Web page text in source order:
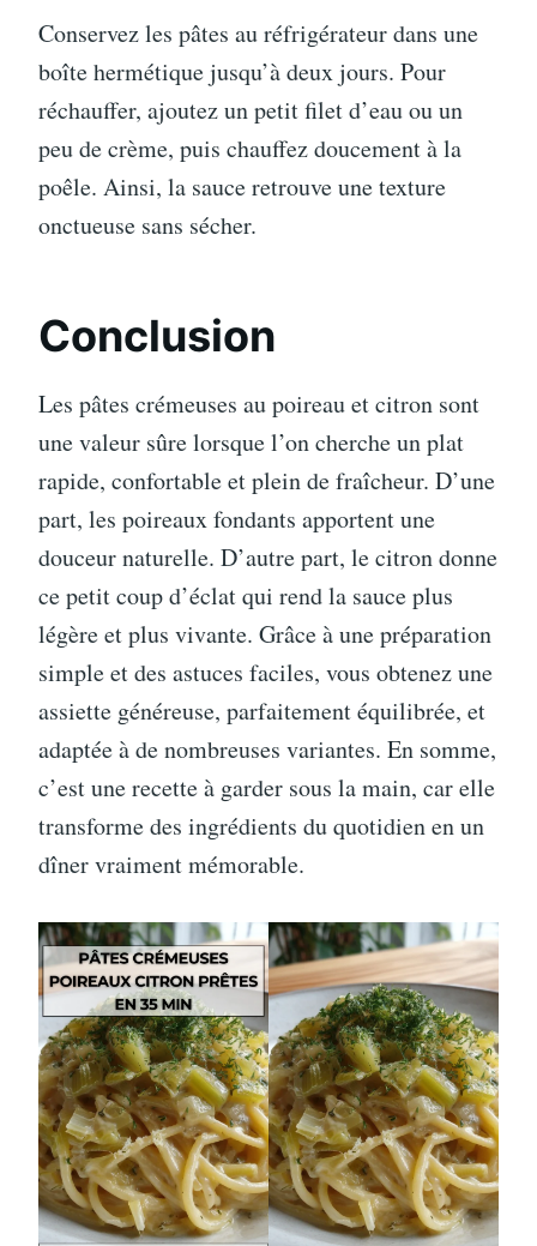
Conservez les pâtes au réfrigérateur dans une
boîte hermétique jusqu’à deux jours. Pour
réchauffer, ajoutez un petit filet d’eau ou un
peu de crème, puis chauffez doucement à la
poêle. Ainsi, la sauce retrouve une texture
onctueuse sans sécher.
Conclusion
Les pâtes crémeuses au poireau et citron sont
une valeur sûre lorsque l’on cherche un plat
rapide, confortable et plein de fraîcheur. D’une
part, les poireaux fondants apportent une
douceur naturelle. D’autre part, le citron donne
ce petit coup d’éclat qui rend la sauce plus
légère et plus vivante. Grâce à une préparation
simple et des astuces faciles, vous obtenez une
assiette généreuse, parfaitement équilibrée, et
adaptée à de nombreuses variantes. En somme,
c’est une recette à garder sous la main, car elle
transforme des ingrédients du quotidien en un
dîner vraiment mémorable.